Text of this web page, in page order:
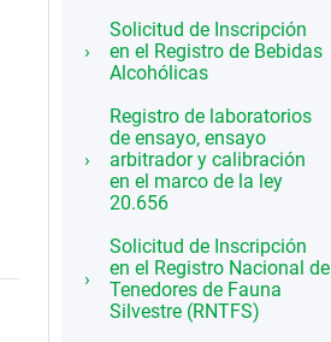
Solicitud de Inscripción
en el Registro de Bebidas
Alcohólicas
Registro de laboratorios
de ensayo, ensayo
arbitrador y calibración
en el marco de la ley
20.656
Solicitud de Inscripción
en el Registro Nacional de
Tenedores de Fauna
Silvestre (RNTFS)